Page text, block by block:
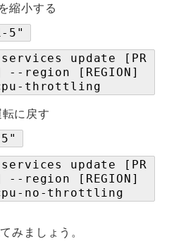
縮小する
5"
update [PR
--region [REGION]
throttling
に戻す
update [PR
--region [REGION]
no-throttling
みましょう。